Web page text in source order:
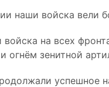
наши войска вели
на всех
огнём зенитной
успешное